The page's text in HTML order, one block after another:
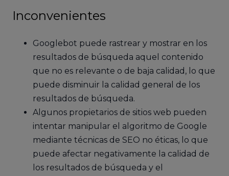
Inconvenientes
Googlebot puede rastrear y mostrar en los
resultados de búsqueda aquel contenido
que no es relevante o de baja calidad, lo que
puede disminuir la calidad general de los
resultados de búsqueda.
Algunos propietarios de sitios web pueden
intentar manipular el algoritmo de Google
mediante técnicas de SEO no éticas, lo que
puede afectar negativamente la calidad de
los resultados de búsqueda y el